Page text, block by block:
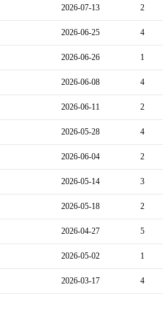
2026-07-13 2
2026-06-25 4
2026-06-26 1
2026-06-08 4
2026-06-11 2
2026-05-28 4
2026-06-04 2
2026-05-14 3
2026-05-18 2
2026-04-27 5
2026-05-02 1
2026-03-17 4